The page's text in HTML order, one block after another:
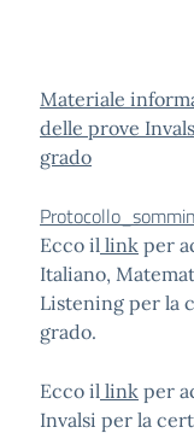
Materiale
delle prove
grado
Ecco il link per
Italiano,
Listening per la
grado.
Ecco il link per
Invalsi per la